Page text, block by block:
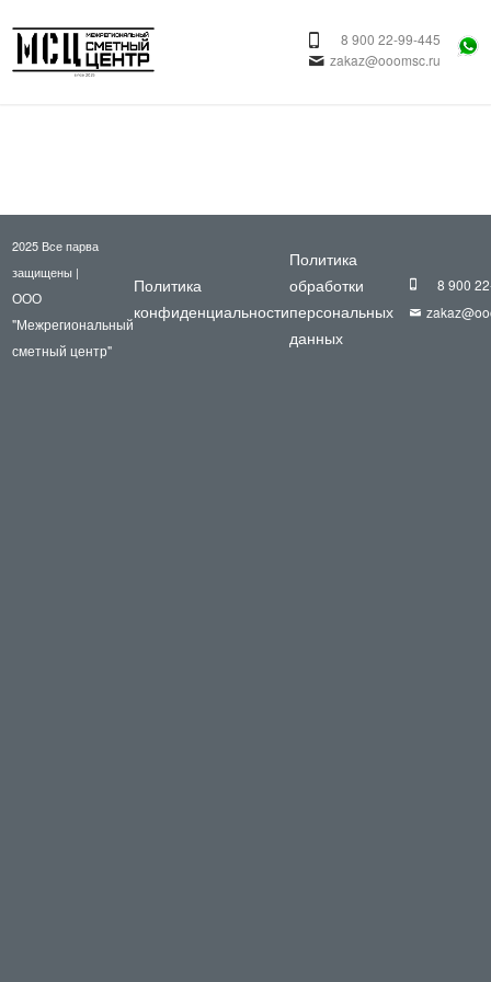
8 900 22-99-445
zakaz@ooomsc.ru
2025 Все парва
защищены |
ООО
"Межрегиональный
сметный центр"
Политика
конфиденциальности
Политика
обработки
персональных
данных
8 900